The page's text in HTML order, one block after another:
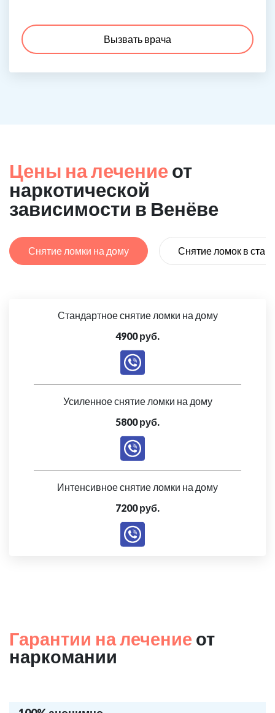
Вызвать врача
Цены на лечение от
наркотической
зависимости в Венёве
Снятие ломки на дому Снятие ломок в
Стандартное снятие ломки на дому
4900 руб.
Усиленное снятие ломки на дому
5800 руб.
Интенсивное снятие ломки на дому
7200 руб.
Гарантии на лечение от
наркомании